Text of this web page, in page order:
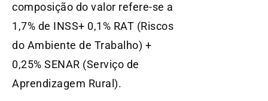
composição do valor refere-se a
1,7% de INSS+ 0,1% RAT (Riscos
do Ambiente de Trabalho) +
0,25% SENAR (Serviço de
Aprendizagem Rural).